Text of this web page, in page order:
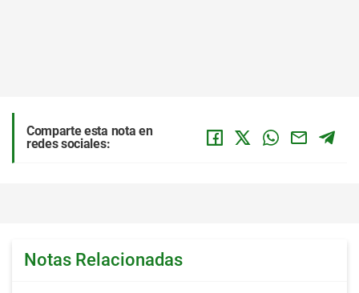
Comparte esta nota en
redes sociales:
Notas Relacionadas